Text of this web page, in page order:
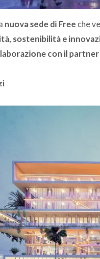
nuova sede di Free che
sostenibilità e
con il